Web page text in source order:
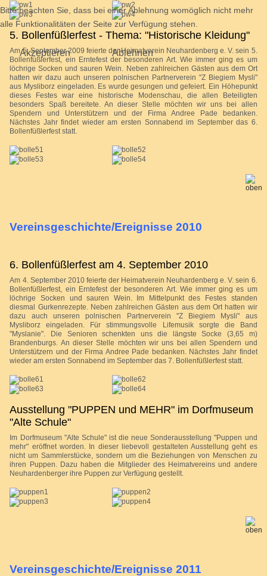
5. Bollenfüßlerfest - Thema: "Historische Kleidung"
Am 5. September 2009 feierte der Heimatverein Neuhardenberg e. V. sein 5.
Bollenfüßlerfest, ein Erntefest der besonderen Art. Wie immer ging es um
löchrige Socken und sauren Wein. Neben zahlreichen Gästen aus dem Ort
hatten wir dazu auch unseren polnischen Partnerverein "Z Biegiem Mysli"
aus Mysliborz eingeladen. Es wurde gesungen und gefeiert. Ein Höhepunkt
dieses Festes war eine historische Modenschau, die allen Beteiligten
besonders Spaß bereitete. An dieser Stelle möchten wir uns bei allen
Spendern und Unterstützern und der Firma Andree Pade bedanken.
Nächstes Jahr findet wieder am ersten Sonnabend im September das 6.
Bollenfüßlerfest statt.
Vereinsgeschichte/Ereignisse 2010
6. Bollenfüßlerfest am 4. September 2010
Am 4. September 2010 feierte der Heimatverein Neuhardenberg e. V. sein 6.
Bollenfüßlerfest, ein Erntefest der besonderen Art. Wie immer ging es um
löchrige Socken und sauren Wein. Im Mittelpunkt des Festes standen
diesmal Gurkenrezepte. Neben zahlreichen Gästen aus dem Ort hatten wir
dazu auch unseren polnischen Partnerverein "Z Biegiem Mysli" aus
Mysliborz eingeladen. Für stimmungsvolle Lifemusik sorgte die Band
"Myslanie". Die Senioren schenkten uns die längste Socke (3,65 m)
Brandenburgs. An dieser Stelle möchten wir uns bei allen Spendern und
Unterstützern und der Firma Andree Pade bedanken. Nächstes Jahr findet
wieder am ersten Sonnabend im September das 7. Bollenfüßlerfest statt.
Ausstellung "PUPPEN und MEHR" im Dorfmuseum
"Alte Schule"
Im Dorfmuseum "Alte Schule" ist die neue Sonderausstellung "Puppen und
mehr" eröffnet worden. In dieser liebevoll gestalteten Ausstellung geht es
nicht um Sammlerstücke, sondern um die Beziehungen von Menschen zu
ihren Puppen. Dazu haben die Mitglieder des Heimatvereins und andere
Neuhardenberger ihre Puppen zur Verfügung gestellt.
Vereinsgeschichte/Ereignisse 2011
Bitte beachten Sie, dass bei einer Ablehnung womöglich nicht mehr
alle Funktionalitäten der Seite zur Verfügung stehen.
Akzeptieren Ablehnen